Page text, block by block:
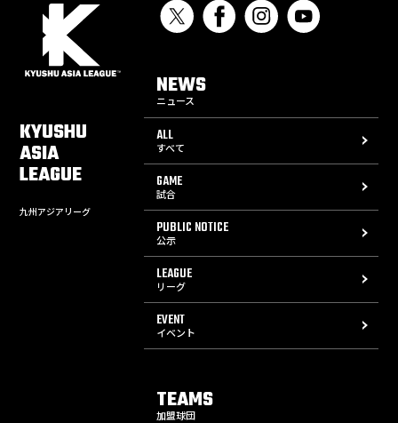
KYUSHU
ASIA
LEAGUE
九州アジアリーグ
NEWS
ニュース
ALL
すべて
GAME
試合
PUBLIC NOTICE
公示
LEAGUE
リーグ
EVENT
イベント
TEAMS
加盟球団